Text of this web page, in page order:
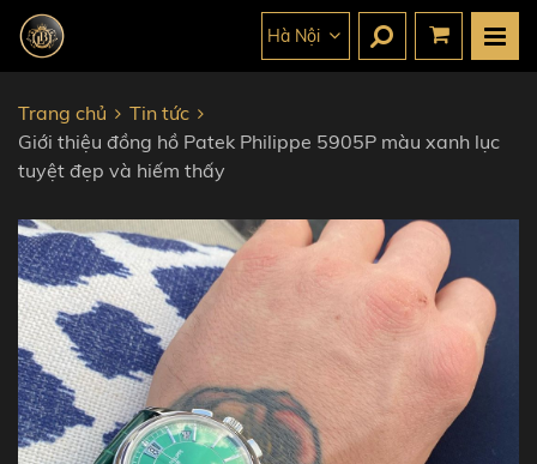
Hà Nội
Trang chủ
Tin tức
Giới thiệu đồng hồ Patek Philippe 5905P màu xanh lục
tuyệt đẹp và hiếm thấy